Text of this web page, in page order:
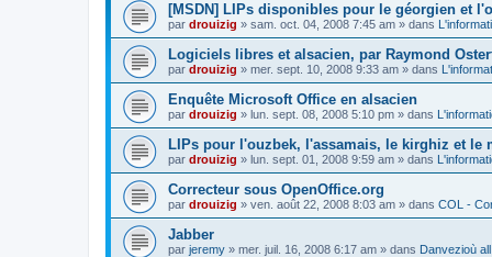
[MSDN] LIPs disponibles pour le géorgien et
par drouizig » sam. oct. 04, 2008 7:45 am » dans
Logiciels libres et alsacien, par Raymond
par drouizig » mer. sept. 10, 2008 9:33 am » dans
Enquête Microsoft Office en alsacien
par drouizig » lun. sept. 08, 2008 5:10 pm » dans
LIPs pour l'ouzbek, l'assamais, le kirghiz et le
par drouizig » lun. sept. 01, 2008 9:59 am » dans
Correcteur sous OpenOffice.org
par drouizig » ven. août 22, 2008 8:03 am » dans COL -
Jabber
par jeremy » mer. juil. 16, 2008 6:17 am » dans Danvezioù